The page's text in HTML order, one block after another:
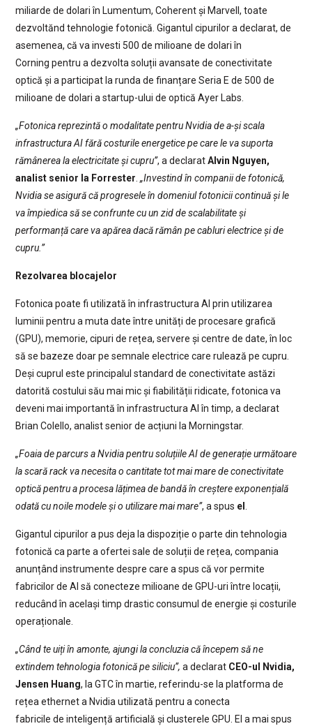
miliarde de dolari în Lumentum, Coherent și Marvell, toate
dezvoltănd tehnologie fotonică. Gigantul cipurilor a declarat, de
asemenea, că va investi 500 de milioane de dolari în
Corning pentru a dezvolta soluții avansate de conectivitate
optică și a participat la runda de finanțare Seria E de 500 de
milioane de dolari a startup-ului de optică Ayer Labs.
„Fotonica reprezintă o modalitate pentru Nvidia de a-și scala
infrastructura AI fără costurile energetice pe care le va suporta
rămânerea la electricitate și cupru”, a declaratAlvin Nguyen,
analist senior la Forrester. „Investind în companii de fotonică,
Nvidia se asigură că progresele în domeniul fotonicii continuă și le
va împiedica să se confrunte cu un zid de scalabilitate și
performanță care va apărea dacă rămân pe cabluri electrice și de
cupru.”
Rezolvarea blocajelor
Fotonica poate fi utilizată în infrastructura AI prin utilizarea
luminii pentru a muta date între unități de procesare grafică
(GPU), memorie, cipuri de rețea, servere și centre de date, în loc
să se bazeze doar pe semnale electrice care rulează pe cupru.
Deși cuprul este principalul standard de conectivitate astăzi
datorită costului său mai mic și fiabilității ridicate, fotonica va
deveni mai importantă în infrastructura AI în timp, a declarat
Brian Colello, analist senior de acțiuni la Morningstar.
„Foaia de parcurs a Nvidia pentru soluțiile AI de generație următoare
la scară rack va necesita o cantitate tot mai mare de conectivitate
optică pentru a procesa lățimea de bandă în creștere exponențială
odată cu noile modele și o utilizare mai mare”, a spus el .
Gigantul cipurilor a pus deja la dispoziție o parte din tehnologia
fotonică ca parte a ofertei sale de soluții de rețea, compania
anunțând instrumente despre care a spus că vor permite
fabricilor de AI să conecteze milioane de GPU-uri între locații,
reducând în același timp drastic consumul de energie și costurile
operaționale.
„Când te uiți în amonte, ajungi la concluzia că începem să ne
extindem tehnologia fotonică pe siliciu”, a declarat CEO-ul Nvidia,
Jensen Huang, la GTC în martie, referindu-se la platforma de
rețea ethernet a Nvidia utilizată pentru a conecta
fabricile de inteligență artificială și clusterele GPU. El a mai spus